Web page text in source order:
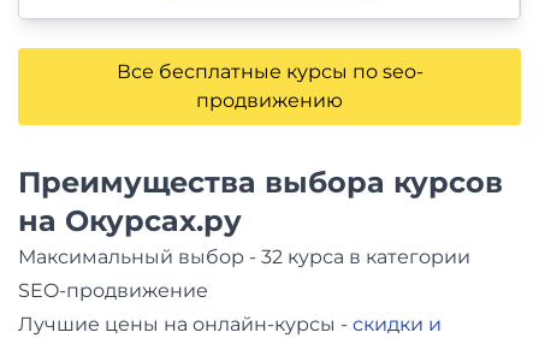
Все бесплатные курсы по seo-
продвижению
Преимущества выбора курсов
на Окурсах.ру
Максимальный выбор - 32 курса в категории
SEO-продвижение
Лучшие цены на онлайн-курсы - скидки и